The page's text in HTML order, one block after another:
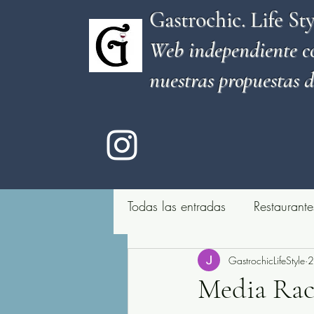
Gastrochic. Life
Web independiente
nuestras propuestas
Todas las entradas
Sitio de copas Quesería
Media
GastrochicLifeStyle